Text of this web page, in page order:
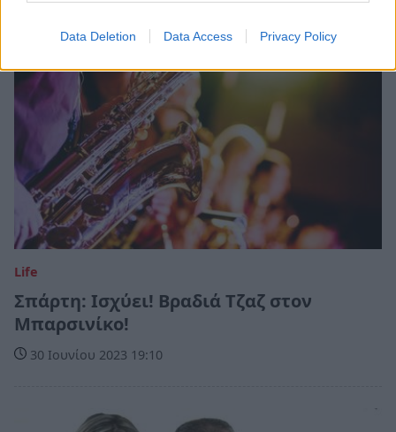
Data Deletion Data Access Privacy Policy
Life
Σπάρτη: Ισχύει! Βραδιά Τζαζ στον
Μπαρσινίκο!
30 Ιουνίου 2023 19:10